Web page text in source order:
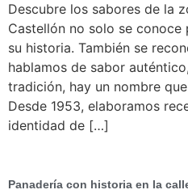
Descubre los sabores de la
Castellón no solo se
su historia. También se
hablamos de sabor
tradición, hay un nombre
Desde 1953, elaboramos
identidad de […]
Panadería con historia en la